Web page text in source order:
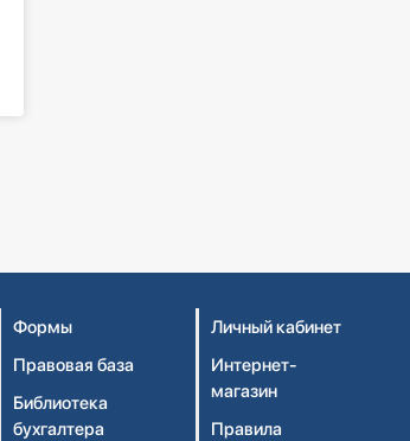
Формы
Правовая база
Библиотека
бухгалтера
Личный кабинет
Интернет-
магазин
Правила